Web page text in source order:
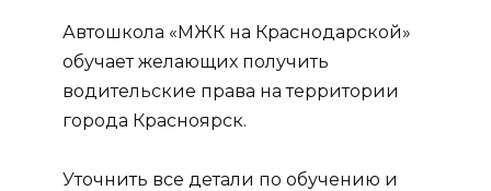
Автошкола «МЖК на Краснодарской»
обучает желающих получить
водительские права на территории
города Красноярск.
Уточнить все детали по обучению и